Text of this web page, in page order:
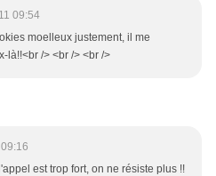
09:54
moelleux justement, il me
là!!<br /> <br /> <br />
est trop fort, on ne résiste plus !!